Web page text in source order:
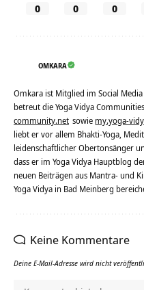
0 0 0
OMKARA
Omkara ist Mitglied im Social
betreut die Yoga Vidya Communities
community.net sowie my.yoga-
liebt er vor allem Bhakti-Yoga,
leidenschaftlicher Obertonsänger
dass er im Yoga Vidya Hauptblog
neuen Beiträgen aus Mantra- und
Yoga Vidya in Bad Meinberg
Keine Kommentare
Deine E-Mail-Adresse wird nicht